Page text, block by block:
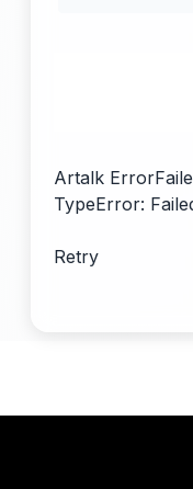
Artalk Error
TypeError:
Retry